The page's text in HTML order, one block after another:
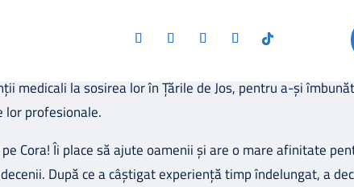
ce ne pasă” va pune îndrumator EMTG în centrul
EMTG și instituțiile medicale să optimizeze
medicali la sosirea lor în Țările de Jos, pentru a-și
lor profesionale.
Cora! Îi place să ajute oamenii și are o mare afinitate
După ce a câștigat experiență timp îndelungat, a